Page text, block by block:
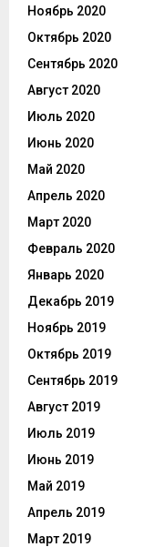
Ноябрь 2020
Октябрь 2020
Сентябрь 2020
Август 2020
Июль 2020
Июнь 2020
Май 2020
Апрель 2020
Март 2020
Февраль 2020
Январь 2020
Декабрь 2019
Ноябрь 2019
Октябрь 2019
Сентябрь 2019
Август 2019
Июль 2019
Июнь 2019
Май 2019
Апрель 2019
Март 2019